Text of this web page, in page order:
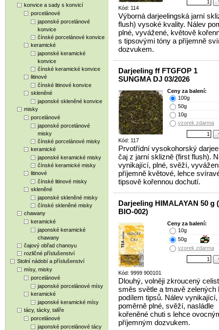
konvice a sady s konvicí
porcelánové
japonské porcelánové
konvice
čínské porcelánové konvice
keramické
japonské keramické
konvice
čínské keramické konvice
litinové
čínské litinové konvice
skleněné
japonské skleněné konvice
misky
porcelánové
japonské porcelánové
misky
čínské porcelánové misky
keramické
japonské keramické misky
čínské keramické misky
litinové
čínské litinové misky
skleněné
japonské skleněné misky
čínské skleněné misky
chawany
keramické
japonské keramické
chawany
čajový obřad chanoyu
rozličné příslušenství
Stolní nádobí a příslušenství
mísy, misky
porcelánové
japonské porcelánové mísy
keramické
japonské keramické mísy
tácy, tácky, talíře
porcelánové
japonské porcelánové tácy
Kód: 114
Výborná darjeelingská jarní
flush) vysoké kvality. Nálev
plné, vyvážené, květově
s tipsovými tóny a příjemně
dozvukem.
Darjeeling ff FTGFOP 1
SUNGMA DJ 03/2026
Kód: 117
Ceny za balení:
100g
50g
10g
vzorek zdarma
Prvotřídní vysokohorský
čaj z jarní sklizně (first flush).
vynikající, plné, svěží,
příjemně květové, lehce
tipsově kořennou dochutí.
Darjeeling HIMALAYAN 50 g
BIO-002)
Kód: 9999 900101
Ceny za balení:
10g
50g
vzorek zdarma
Dlouhý, volněji zkroucený
směs světle a tmavě zelených
podílem tipsů. Nálev vynikající,
poměrně plné, svěží, nasládle
kořeněné chuti s lehce
příjemným dozvukem.